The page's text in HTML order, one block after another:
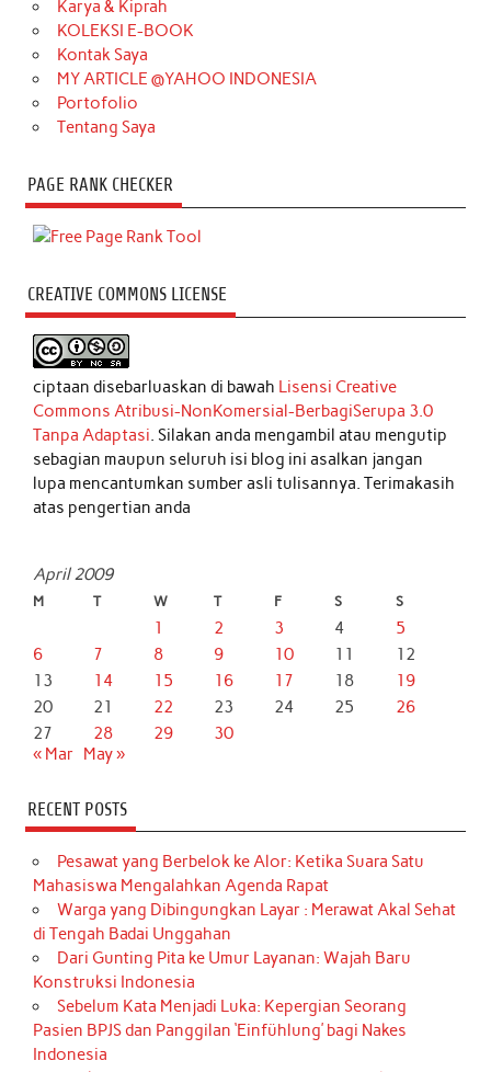
Karya & Kiprah
KOLEKSI E-BOOK
Kontak Saya
MY ARTICLE @YAHOO INDONESIA
Portofolio
Tentang Saya
PAGE RANK CHECKER
CREATIVE COMMONS LICENSE
ciptaan disebarluaskan di bawah Lisensi Creative
Commons Atribusi-NonKomersial-BerbagiSerupa 3.0
Tanpa Adaptasi. Silakan anda mengambil atau mengutip
sebagian maupun seluruh isi blog ini asalkan jangan
lupa mencantumkan sumber asli tulisannya. Terimakasih
atas pengertian anda
April 2009
M T W T F S S
1 2 3 4
5
6
7 8 9 10 11
12
13
14 15 16 17 18
19
20
21 22 23 24 25
26
27
28 29
30
« Mar
May »
RECENT POSTS
Pesawat yang Berbelok ke Alor: Ketika Suara Satu
Mahasiswa Mengalahkan Agenda Rapat
Warga yang Dibingungkan Layar : Merawat Akal Sehat
di Tengah Badai Unggahan
Dari Gunting Pita ke Umur Layanan: Wajah Baru
Konstruksi Indonesia
Sebelum Kata Menjadi Luka: Kepergian Seorang
Pasien BPJS dan Panggilan ‘Einfühlung’ bagi Nakes
Indonesia